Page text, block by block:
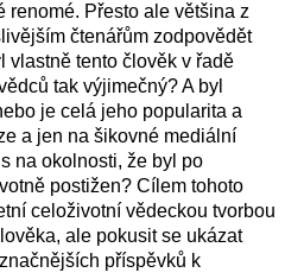
renomé. Přesto ale většina z
čtenářům zodpovědět
vlastně tento člověk v řadě
tak výjimečný? A byl
je celá jeho popularita a
a jen na šikovné mediální
na okolnosti, že byl po
postižen? Cílem tohoto
celoživotní vědeckou tvorbou
ale pokusit se ukázat
příspěvků k